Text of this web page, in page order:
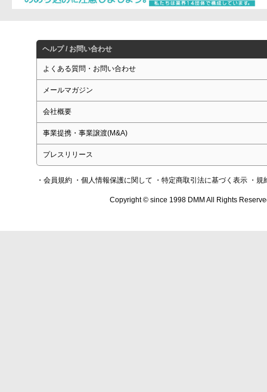
ヘルプ / お問い合わせ
よくある質問・お問い合わせ
メールマガジン
会社概要
事業提携・事業譲渡(M&A)
プレスリリース
・会員規約 ・個人情報保護に関して ・特定商取引法に基づく表示 ・規
Copyright © since 1998 DMM All Rights